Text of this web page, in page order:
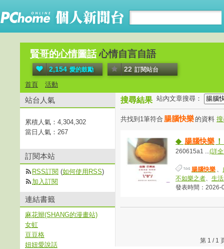
賢哥的心情圖話 心情自言自語
2,154 愛的鼓勵 22 訂閱站台
首頁 活動
搜尋結果 站內文章搜尋：
共找到1筆符合 腸腦快樂 的資料
◆ 腸腦快樂
260615a1 ...(詳
腸腦快樂 、
不如樂之者、 生
發表時間：2026-
第 1 /
站台人氣
累積人氣： 4,304,302
當日人氣： 267
訂閱本站
RSS訂閱 (如何使用RSS)
加入訂閱
連結書籤
麻花辮(SHANG的漫畫站)
女虹
豆豆格
妞妞愛說話